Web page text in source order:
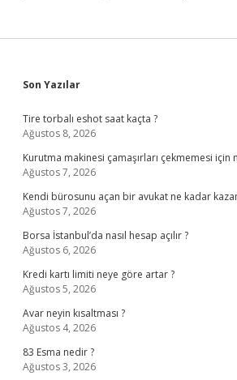
Sidebar
Son Yazılar
Tire torbalı eshot saat kaçta ?
Ağustos 8, 2026
Kurutma makinesi çamaşırları çekmemesi için
Ağustos 7, 2026
Kendi bürosunu açan bir avukat ne kadar
Ağustos 7, 2026
Borsa İstanbul’da nasıl hesap açılır ?
Ağustos 6, 2026
Kredi kartı limiti neye göre artar ?
Ağustos 5, 2026
Avar neyin kısaltması ?
Ağustos 4, 2026
83 Esma nedir ?
Ağustos 3, 2026